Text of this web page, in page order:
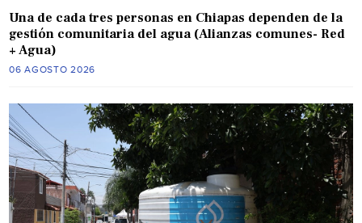
Una de cada tres personas en Chiapas dependen de la
gestión comunitaria del agua (Alianzas comunes- Red
+ Agua)
06 AGOSTO 2026